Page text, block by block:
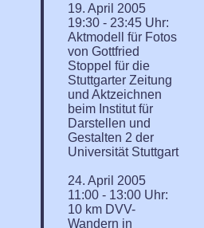
19. April 2005
19:30 - 23:45 Uhr:
Aktmodell für Fotos
von Gottfried
Stoppel für die
Stuttgarter Zeitung
und Aktzeichnen
beim Institut für
Darstellen und
Gestalten 2 der
Universität Stuttgart
24. April 2005
11:00 - 13:00 Uhr:
10 km DVV-
Wandern in